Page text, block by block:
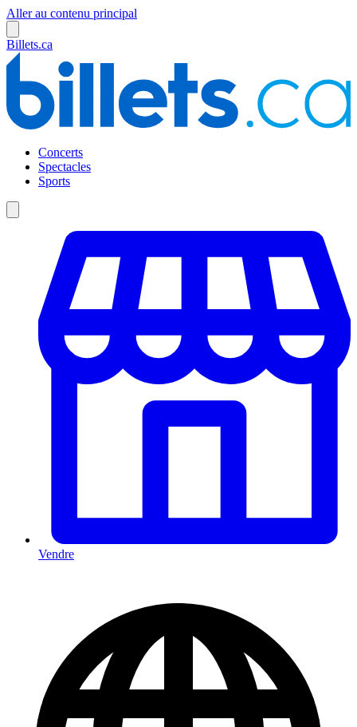
Aller au contenu principal
Billets.ca
Concerts
Spectacles
Sports
Vendre